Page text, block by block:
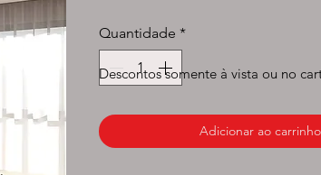
Quantidade *
Adicionar ao carrinho
Descontos somente à vista ou no